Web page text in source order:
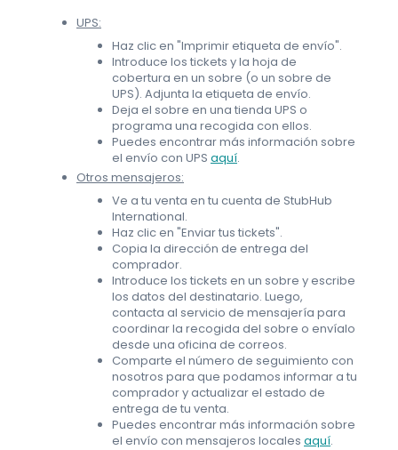
UPS:
Haz clic en "Imprimir etiqueta de envío".
Introduce los tickets y la hoja de
cobertura en un sobre (o un sobre de
UPS). Adjunta la etiqueta de envío.
Deja el sobre en una tienda UPS o
programa una recogida con ellos.
Puedes encontrar más información sobre
el envío con UPS aquí.
Otros mensajeros:
Ve a tu venta en tu cuenta de StubHub
International.
Haz clic en "Enviar tus tickets".
Copia la dirección de entrega del
comprador.
Introduce los tickets en un sobre y escribe
los datos del destinatario. Luego,
contacta al servicio de mensajería para
coordinar la recogida del sobre o envíalo
desde una oficina de correos.
Comparte el número de seguimiento con
nosotros para que podamos informar a tu
comprador y actualizar el estado de
entrega de tu venta.
Puedes encontrar más información sobre
el envío con mensajeros locales aquí.